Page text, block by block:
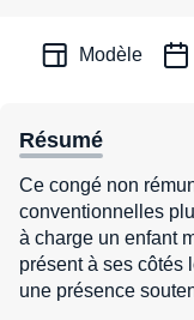
Modèle
Résumé
Ce congé non
conventionnelles
à charge un enfant
présent à ses côtés
une présence